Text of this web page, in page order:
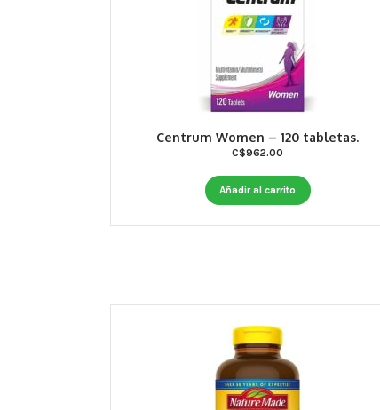
Centrum Women – 120 tabletas.
C$962.00
Añadir al carrito